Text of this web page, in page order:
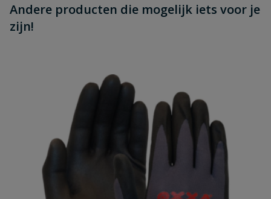
Andere producten die mogelijk iets voor je
zijn!